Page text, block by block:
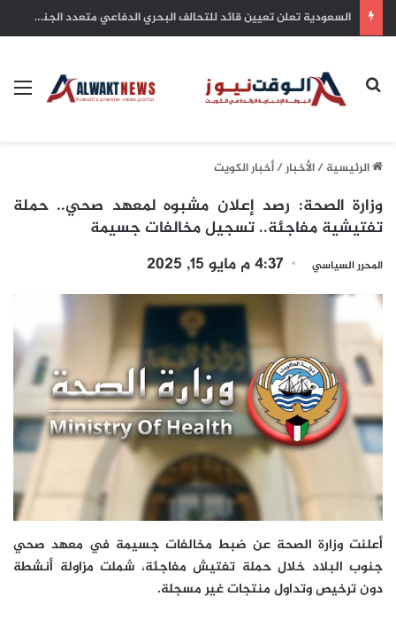
بلدية الكويت: التزام أصحاب الأعمال بترخيص أنشطتهم التجارية ضمان للاستدامة وحماية للاستثمارات
بحث عن
الرئيسية/الأخبار/أخبار الكويت
وزارة الصحة: رصد إعلان مشبوه لمعهد صحي.. حملة
تفتيشية مفاجئة.. تسجيل مخالفات جسيمة
المحرر السياسي 4:37 م مايو 15, 2025
أعلنت وزارة الصحة عن ضبط مخالفات جسيمة في معهد صحي
جنوب البلاد خلال حملة تفتيش مفاجئة، شملت مزاولة أنشطة
دون ترخيص وتداول منتجات غير مسجلة.